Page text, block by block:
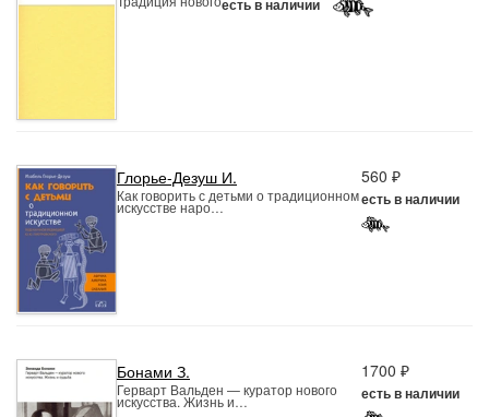
есть в наличии
Глорье-Дезуш И.
Как говорить с детьми о традиционном
искусстве наро…
560 ₽
есть в наличии
Бонами З.
Герварт Вальден — куратор нового
искусства. Жизнь и…
1700 ₽
есть в наличии